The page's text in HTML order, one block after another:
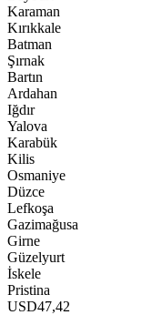
Karaman
Kırıkkale
Batman
Şırnak
Bartın
Ardahan
Iğdır
Yalova
Karabük
Kilis
Osmaniye
Düzce
Lefkoşa
Gazimağusa
Girne
Güzelyurt
İskele
Pristina
USD47,42